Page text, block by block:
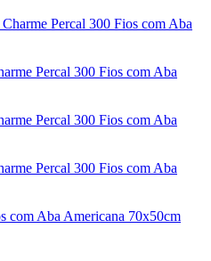
Percal 300 Fios com Aba
Percal 300 Fios com Aba
Percal 300 Fios com Aba
Percal 300 Fios com Aba
com Aba Americana 70x50cm